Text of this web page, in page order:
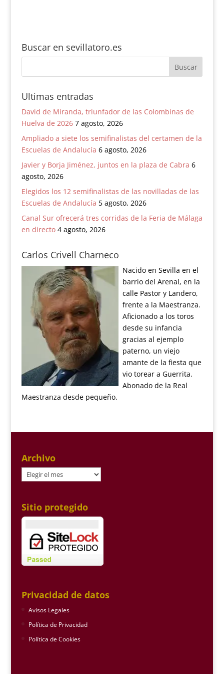
Buscar en sevillatoro.es
Ultimas entradas
David de Miranda, triunfador de las Colombinas de
Huelva de 2026 7 agosto, 2026
Ampliado a siete los semifinalistas del certamen de la
Escuelas de Andalucía 6 agosto, 2026
Javier y Borja Jiménez, juntos en la plaza de Cabra 6
agosto, 2026
Elegidos los 12 semifinalistas de las novilladas de las
Escuelas de Andalucía 5 agosto, 2026
Canal Sur ofrecerá tres corridas de la Feria de Málaga
en directo 4 agosto, 2026
Carlos Crivell Charneco
Nacido en Sevilla en el
barrio del Arenal, en la
calle Pastor y Landero,
frente a la Maestranza.
Aficionado a los toros
desde su infancia
gracias al ejemplo
paterno, un viejo
amante de la fiesta que
vio torear a Guerrita.
Abonado de la Real
Maestranza desde pequeño.
Archivo
Archivo
Sitio protegido
Privacidad de datos
Avisos Legales
Política de Privacidad
Política de Cookies